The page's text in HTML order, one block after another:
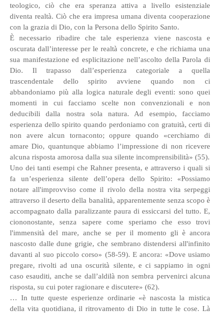
teologico, ciò che era speranza attiva a livello esistenziale
diventa realtà. Ciò che era impresa umana diventa cooperazione
con la grazia di Dio, con la Persona dello Spirito Santo.
È necessario ribadire che tale esperienza viene nascosta e
oscurata dall’interesse per le realtà concrete, e che richiama una
sua manifestazione ed esplicitazione nell’ascolto della Parola di
Dio. Il trapasso dall’esperienza categoriale a quella
trascendentale dello spirito avviene quando non ci
abbandoniamo più alla logica naturale degli eventi: sono quei
momenti in cui facciamo scelte non convenzionali e non
deducibili dalla nostra sola natura. Ad esempio, facciamo
esperienza dello spirito quando perdoniamo con gratuità, certi di
non avere alcun tornaconto; oppure quando «cerchiamo di
amare Dio, quantunque abbiamo l’impressione di non ricevere
alcuna risposta amorosa dalla sua silente incomprensibilità» (55).
Uno dei tanti esempi che Rahner presenta, e attraverso i quali si
fa un’esperienza silente dell’opera dello Spirito: «Possiamo
notare all'improvviso come il rivolo della nostra vita serpeggi
attraverso il deserto della banalità, apparentemente senza scopo è
accompagnato dalla paralizzante paura di essiccarsi del tutto. E,
ciononostante, senza sapere come speriamo che esso trovi
l'immensità del mare, anche se per il momento gli è ancora
nascosto dalle dune grigie, che sembrano distendersi all'infinito
davanti al suo piccolo corso» (58-59). E ancora: «Dove usiamo
pregare, rivolti ad una oscurità silente, e ci sappiamo in ogni
caso esauditi, anche se dall’aldilà non sembra pervenirci alcuna
risposta, su cui poter ragionare e discutere» (62).
… In tutte queste esperienze ordinarie «è nascosta la mistica
della vita quotidiana, il ritrovamento di Dio in tutte le cose. Là